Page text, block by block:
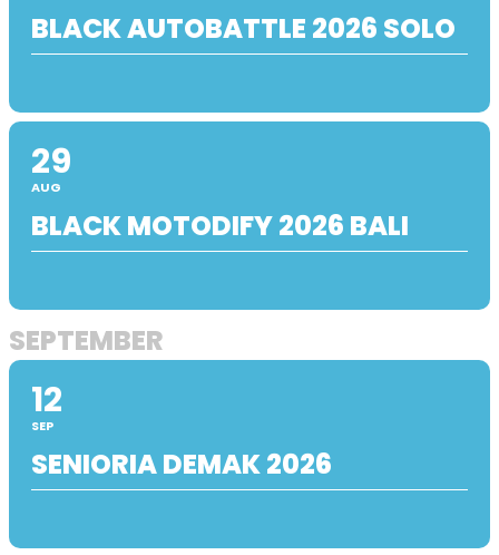
BLACK AUTOBATTLE 2026 SOLO
29
AUG
BLACK MOTODIFY 2026 BALI
SEPTEMBER
12
SEP
SENIORIA DEMAK 2026